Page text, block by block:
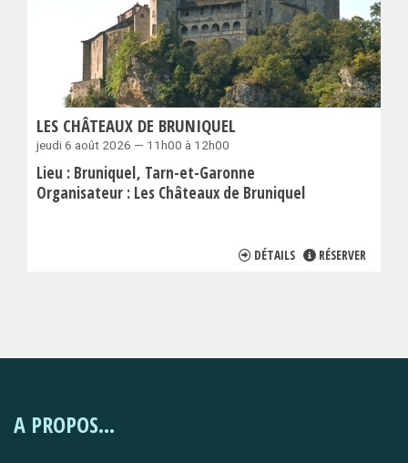
LES CHÂTEAUX DE BRUNIQUEL
jeudi 6 août 2026 — 11h00 à 12h00
Lieu : Bruniquel Tarn-et-Garonne
Organisateur : Les Châteaux de Bruniquel
DÉTAILS RÉSERVER
A PROPOS...